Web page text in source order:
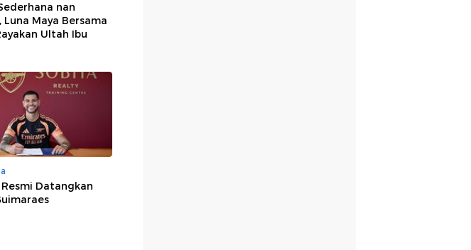
nan
Luna Maya Bersama
Ultah Ibu
Datangkan